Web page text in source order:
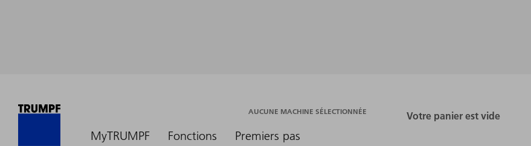
MyTRUMPF Fonctions Premiers pas
AUCUNE MACHINE SÉLECTIONNÉE